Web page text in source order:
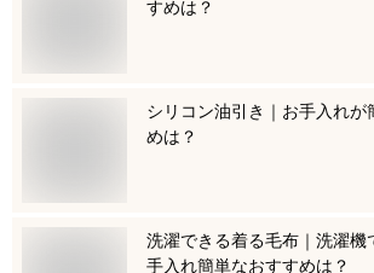
すめは？
シリコン油引き｜お手入れが
めは？
洗濯できる着る毛布｜洗濯機
手入れ簡単なおすすめは？